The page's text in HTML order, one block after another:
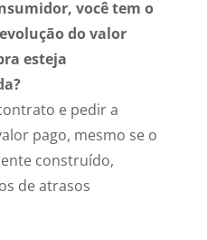
você tem o
do valor
esteja
e pedir a
pago, mesmo se o
construído,
de atrasos